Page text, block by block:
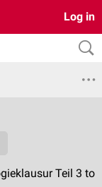
Log in